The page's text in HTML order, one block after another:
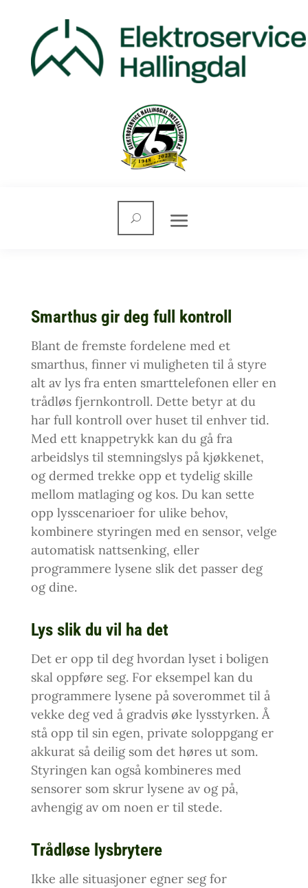
Smarthus gir deg full kontroll
Blant de fremste fordelene med et
smarthus, finner vi muligheten til å styre
alt av lys fra enten smarttelefonen eller en
trådløs fjernkontroll. Dette betyr at du
har full kontroll over huset til enhver tid.
Med ett knappetrykk kan du gå fra
arbeidslys til stemningslys på kjøkkenet,
og dermed trekke opp et tydelig skille
mellom matlaging og kos. Du kan sette
opp lysscenarioer for ulike behov,
kombinere styringen med en sensor, velge
automatisk nattsenking, eller
programmere lysene slik det passer deg
og dine.
Lys slik du vil ha det
Det er opp til deg hvordan lyset i boligen
skal oppføre seg. For eksempel kan du
programmere lysene på soverommet til å
vekke deg ved å gradvis øke lysstyrken. Å
stå opp til sin egen, private soloppgang er
akkurat så deilig som det høres ut som.
Styringen kan også kombineres med
sensorer som skrur lysene av og på,
avhengig av om noen er til stede.
Trådløse lysbrytere
Ikke alle situasjoner egner seg for